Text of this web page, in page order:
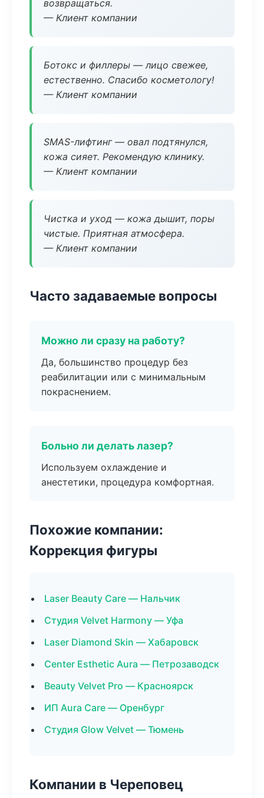
возвращаться.
— Клиент компании
Ботокс и филлеры — лицо свежее,
естественно. Спасибо косметологу!
— Клиент компании
SMAS-лифтинг — овал подтянулся,
кожа сияет. Рекомендую клинику.
— Клиент компании
Чистка и уход — кожа дышит, поры
чистые. Приятная атмосфера.
— Клиент компании
Часто задаваемые вопросы
Можно ли сразу на работу?
Да, большинство процедур без
реабилитации или с минимальным
покраснением.
Больно ли делать лазер?
Используем охлаждение и
анестетики, процедура комфортная.
Похожие компании:
Коррекция фигуры
Laser Beauty Care — Нальчик
Студия Velvet Harmony — Уфа
Laser Diamond Skin — Хабаровск
Center Esthetic Aura — Петрозаводск
Beauty Velvet Pro — Красноярск
ИП Aura Care — Оренбург
Студия Glow Velvet — Тюмень
Компании в Череповец